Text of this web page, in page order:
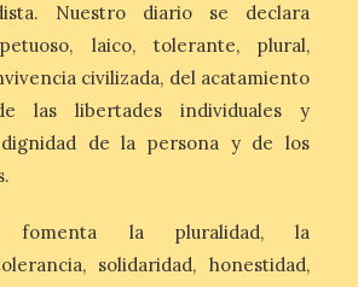
fenómeno, con el
aumento en
precios y
de compra. El
redefine la
más anticipadas y
en torno al evento.
Nuestro diario se declara
laico, tolerante, plural,
civilizada, del acatamiento
las libertades individuales y
de la persona y de los
fomenta la pluralidad, la
solidaridad, honestidad,